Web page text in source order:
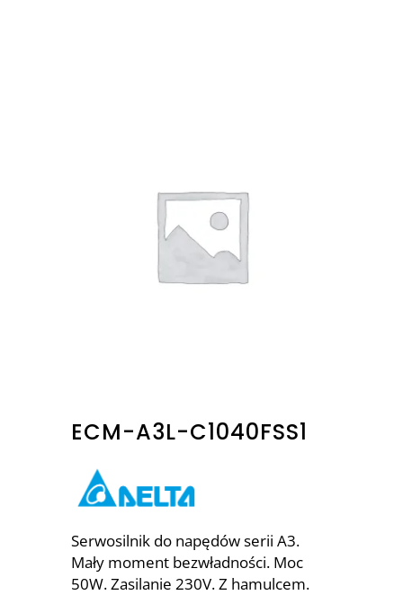
ECM-A3L-C1040FSS1
Serwosilnik do napędów serii A3.
Mały moment bezwładności. Moc
50W. Zasilanie 230V. Z hamulcem.